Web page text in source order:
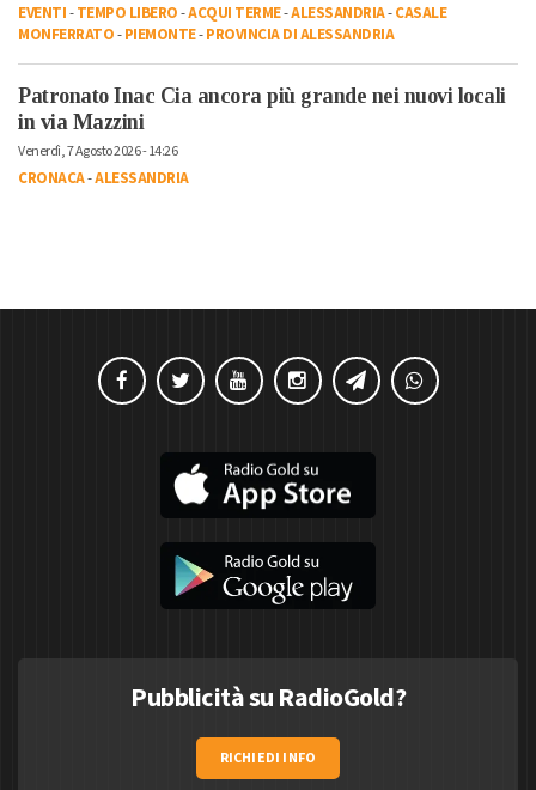
EVENTI-TEMPO LIBERO-ACQUI TERME-ALESSANDRIA-CASALE
MONFERRATO-PIEMONTE-PROVINCIA DI ALESSANDRIA
Patronato Inac Cia ancora più grande nei nuovi locali
in via Mazzini
Venerdì, 7 Agosto 2026 - 14:26
CRONACA-ALESSANDRIA
Pubblicità su RadioGold?
RICHIEDI INFO